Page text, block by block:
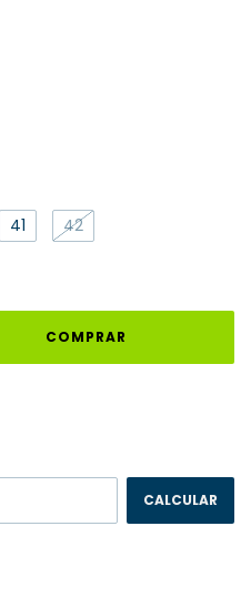
41 42
CALCULAR